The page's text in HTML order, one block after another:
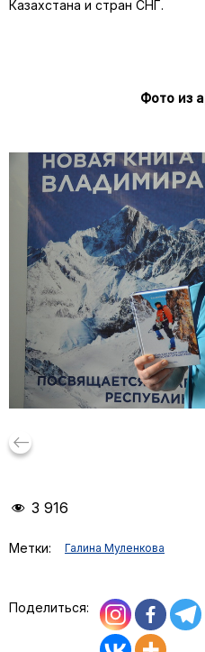
Казахстана и стран СНГ.
Фото из
keyboard_backspace
3 916
Метки: Галина Муленкова
Поделиться: